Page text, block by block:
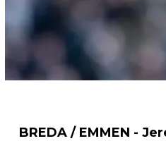
BREDA / EMMEN -